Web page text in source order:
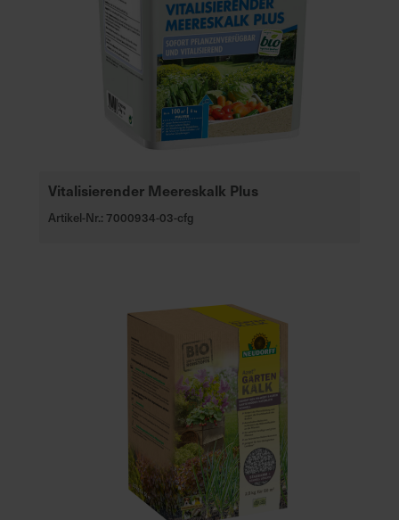
Vitalisierender Meereskalk Plus
Artikel-Nr.: 7000934-03-cfg